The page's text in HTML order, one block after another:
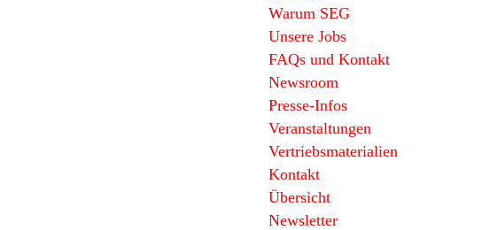
Warum SEG
Unsere Jobs
FAQs und Kontakt
Newsroom
Presse-Infos
Veranstaltungen
Vertriebsmaterialien
Kontakt
Übersicht
Newsletter